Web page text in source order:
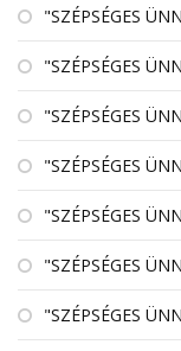
"SZÉPSÉGES
"SZÉPSÉGES
"SZÉPSÉGES
"SZÉPSÉGES
"SZÉPSÉGES
"SZÉPSÉGES
"SZÉPSÉGES